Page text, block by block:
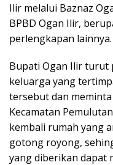
Ilir melalui Baznaz
BPBD Ogan Ilir,
perlengkapan lainnya.
Bupati Ogan Ilir turut
keluarga yang
tersebut dan
Kecamatan
kembali rumah yang
gotong royong,
yang diberikan dapat